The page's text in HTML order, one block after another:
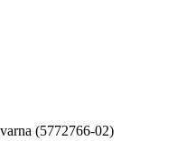
(5772766-02)